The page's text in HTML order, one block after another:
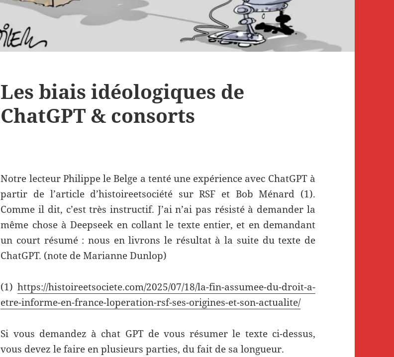
Les biais idéologiques de
ChatGPT & consorts
Notre lecteur Philippe le Belge a tenté une expérience avec ChatGPT à
partir de l’article d’histoireetsociété sur RSF et Bob Ménard (1).
Comme il dit, c’est très instructif. J’ai n’ai pas résisté à demander la
même chose à Deepseek en collant le texte entier, et en demandant
un court résumé : nous en livrons le résultat à la suite du texte de
ChatGPT. (note de Marianne Dunlop)
(1) https://histoireetsociete.com/2025/07/18/la-fin-assumee-du-droit-a-
etre-informe-en-france-loperation-rsf-ses-origines-et-son-actualite/
Si vous demandez à chat GPT de vous résumer le texte ci-dessus,
vous devez le faire en plusieurs parties, du fait de sa longueur.